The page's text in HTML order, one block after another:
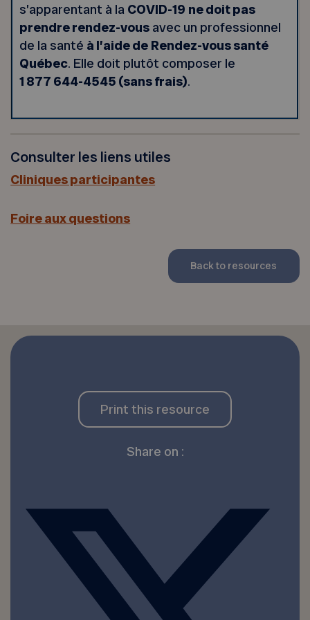
s’apparentant à la COVID-19 ne doit pas
prendre rendez-vousavec un professionnel
de la santé à l’aide de Rendez-vous santé
Québec. Elle doit plutôt composer le
1 877 644-4545 (sans frais).
Consulter les liens utiles
Cliniques participantes
Foire aux questions
Back to resources
Print this resource
Share on :